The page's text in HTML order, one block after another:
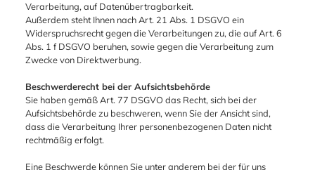
Verarbeitung, auf Datenübertragbarkeit.
Außerdem steht Ihnen nach Art. 21 Abs. 1 DSGVO ein
Widerspruchsrecht gegen die Verarbeitungen zu, die auf Art. 6
Abs. 1 f DSGVO beruhen, sowie gegen die Verarbeitung zum
Zwecke von Direktwerbung.
Beschwerderecht bei der Aufsichtsbehörde
Sie haben gemäß Art. 77 DSGVO das Recht, sich bei der
Aufsichtsbehörde zu beschweren, wenn Sie der Ansicht sind,
dass die Verarbeitung Ihrer personenbezogenen Daten nicht
rechtmäßig erfolgt.
Eine Beschwerde können Sie unter anderem bei der für uns